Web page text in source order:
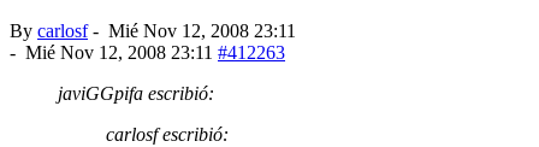
By carlosf- Mié Nov 12, 2008 23:11
- Mié Nov 12, 2008 23:11 #412263
javiGGpifa escribió:
carlosf escribió: